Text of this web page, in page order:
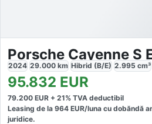
Porsche Cayenne S
2024 29.000 km Hibrid (B/E) 2.995 cm³
95.832 EUR
79.200 EUR + 21% TVA deductibil
Leasing de la 964 EUR/luna cu dobăndă
juridice.